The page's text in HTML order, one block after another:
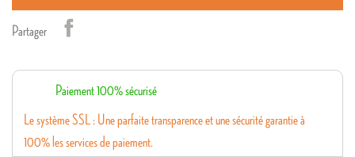
Partager
Paiement 100% sécurisé
Le système SSL : Une parfaite transparence et une sécurité garantie à
100% les services de paiement.